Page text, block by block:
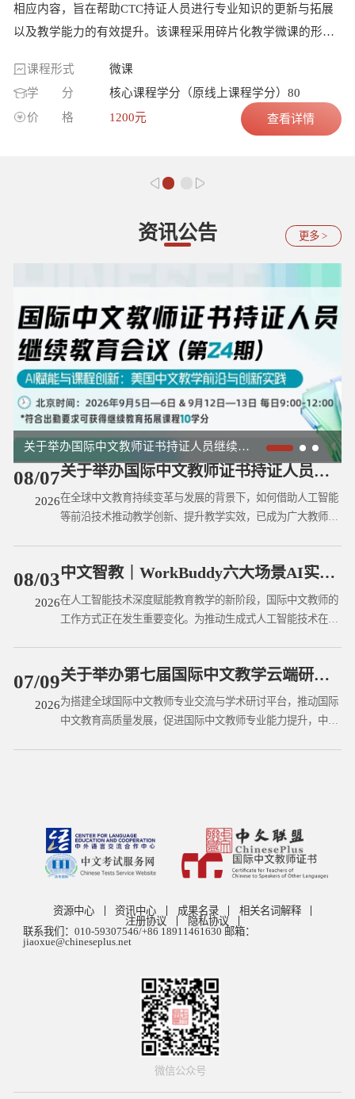
相应内容，旨在帮助CTC持证人员进行专业知识的更新与拓展
以及教学能力的有效提升。该课程采用碎片化教学微课的形
盖课程中文教学基础、教学方法、教育知识、第二语言教学理
论与实践、教学组织与课堂管理、中华文化的认知与传播、跨
文化适应与交际能力、职业道德与专业发展等。课程自购买之
课程形式
微课
学
分
核心课程学分（原线上课程学分）80
价
格 1200元 查看详情
资讯公告 更多 >
关于举办2026年国际中文教师数字素养提升项目的通知
关于举办国际中文教师证书持证人员继续教育会议（第二十四期）的通知
中文智教｜WorkBuddy六大场景AI实战训练营
08/07
2026
关于举办国际中文教师证书持证人员继续教育会议（第二十四期）的通知
在全球中文教育持续变革与发展的背景下，如何借助人工智能
等前沿技术推动教学创新、提升教学实效，已成为广大教师关
究》编辑部于2026年9月5日—6日、 9月12日—13日通过线上
教学形式举办国际中文教师证书持证人员继续教育会议（第二
十四期）。本期会议主题为“AI赋能与课程创新：美国中文教
学专家，分享一线教学改革的前沿成果与创新经验，为全球中
文教师提供可借鉴的实践路径与教学灵感。现将有关事宜通知
08/03
2026
中文智教｜WorkBuddy六大场景AI实战训练营
在人工智能技术深度赋能教育教学的新阶段，国际中文教师的
工作方式正在发生重要变化。为推动生成式人工智能技术在国
智语联合举办中文智教｜WorkBuddy六大场景AI实战训练营。
训练营为国际中文教师证书持证人员继续教育学分课程。训练
营课程信息如下：
07/09
2026
关于举办第七届国际中文教学云端研讨会（2号通知）
为搭建全球国际中文教师专业交流与学术研讨平台，推动国际
中文教育高质量发展，促进国际中文教师专业能力提升，中文
解会议详情，现将有关演讲嘉宾简介和演讲摘要、会务安排与
相关事项通知如下，期待参与。
资源中心 资讯中心 成果名录
相关名词解释
注册协议
隐私协议
联系我们：010-59307546/+86 18911461630 邮箱：
jiaoxue@chineseplus.net
微信公众号